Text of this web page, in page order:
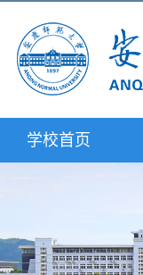
学校首页